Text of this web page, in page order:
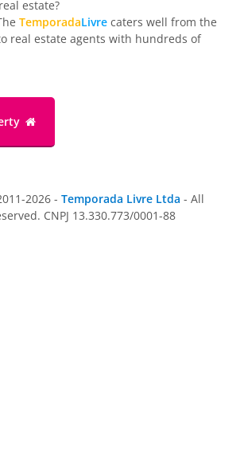
estate?
TemporadaLivre caters well from the
real estate agents with hundreds of
2026 - Temporada Livre Ltda - All
CNPJ 13.330.773/0001-88